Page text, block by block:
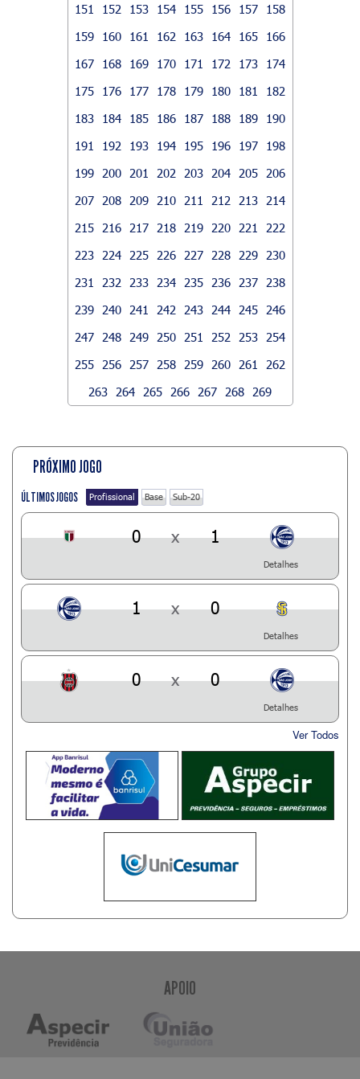
151
152 153 154 155 156 157
158
159
160 161 162 163 164 165
166
167
168 169 170 171 172 173
174
175
176 177 178 179 180 181
182
183
184 185 186 187 188 189
190
191
192 193 194 195 196 197
198
199
200 201 202 203 204 205
206
207
208 209 210 211 212 213
214
215
216 217 218 219 220 221
222
223
224 225 226 227 228 229
230
231
232 233 234 235 236 237
238
239
240 241 242 243 244 245
246
247
248 249 250 251 252 253
254
255
256 257 258 259 260 261
262
263
264 265 266 267 268 269
PRÓXIMO JOGO
ÚLTIMOS JOGOS Profissional Base Sub-20
0 x 1
Detalhes
1 x 0
Detalhes
0 x 0
Detalhes
Ver Todos
APOIO